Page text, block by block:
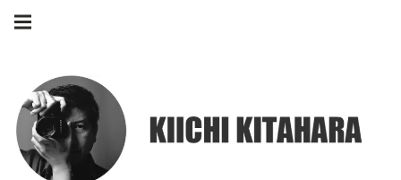
Skip
Main
navigation